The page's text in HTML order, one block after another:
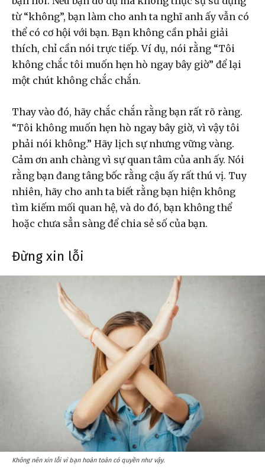
từ “không”, bạn làm cho anh ta nghĩ anh ấy vẫn có
thể có cơ hội với bạn. Bạn không cần phải giải
thích, chỉ cần nói trực tiếp. Ví dụ, nói rằng “Tôi
không chắc tôi muốn hẹn hò ngay bây giờ” để lại
một chút không chắc chắn.
Thay vào đó, hãy chắc chắn rằng bạn rất rõ ràng.
“Tôi không muốn hẹn hò ngay bây giờ, vì vậy tôi
phải nói không.” Hãy lịch sự nhưng vững vàng.
Cảm ơn anh chàng vì sự quan tâm của anh ấy. Nói
rằng bạn đang tâng bốc rằng cậu ấy rất thú vị. Tuy
nhiên, hãy cho anh ta biết rằng bạn hiện không
tìm kiếm mối quan hệ, và do đó, bạn không thể
hoặc chưa sẳn sàng để chia sẻ số của bạn.
Đừng xin lỗi
Không nên xin lỗi vì bạn hoàn toàn có quyền như vậy.